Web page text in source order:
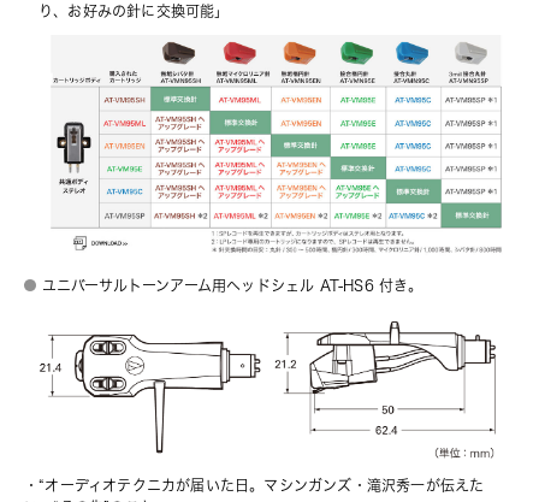
り、お好みの針に交換可能」
ユニバーサルトーンアーム用ヘッドシェル AT-HS6 付き。
・“オーディオテクニカが届いた日。マシンガンズ・滝沢秀一が伝えた